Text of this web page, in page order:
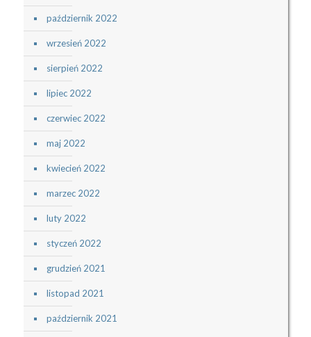
październik 2022
wrzesień 2022
sierpień 2022
lipiec 2022
czerwiec 2022
maj 2022
kwiecień 2022
marzec 2022
luty 2022
styczeń 2022
grudzień 2021
listopad 2021
październik 2021